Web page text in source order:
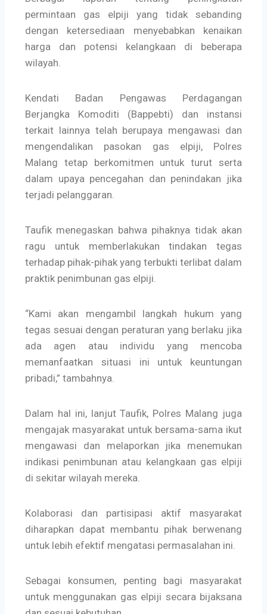
permintaan gas elpiji yang tidak sebanding
dengan ketersediaan menyebabkan kenaikan
harga dan potensi kelangkaan di beberapa
wilayah.
Kendati Badan Pengawas Perdagangan
Berjangka Komoditi (Bappebti) dan instansi
terkait lainnya telah berupaya mengawasi dan
mengendalikan pasokan gas elpiji, Polres
Malang tetap berkomitmen untuk turut serta
dalam upaya pencegahan dan penindakan jika
terjadi pelanggaran.
Taufik menegaskan bahwa pihaknya tidak akan
ragu untuk memberlakukan tindakan tegas
terhadap pihak-pihak yang terbukti terlibat dalam
praktik penimbunan gas elpiji.
“Kami akan mengambil langkah hukum yang
tegas sesuai dengan peraturan yang berlaku jika
ada agen atau individu yang mencoba
memanfaatkan situasi ini untuk keuntungan
pribadi,” tambahnya.
Dalam hal ini, lanjut Taufik, Polres Malang juga
mengajak masyarakat untuk bersama-sama ikut
mengawasi dan melaporkan jika menemukan
indikasi penimbunan atau kelangkaan gas elpiji
di sekitar wilayah mereka.
Kolaborasi dan partisipasi aktif masyarakat
diharapkan dapat membantu pihak berwenang
untuk lebih efektif mengatasi permasalahan ini.
Sebagai konsumen, penting bagi masyarakat
untuk menggunakan gas elpiji secara bijaksana